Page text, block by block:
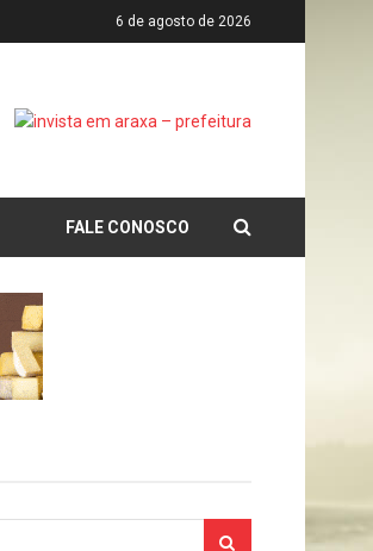
6 de agosto de 2026
FALE CONOSCO